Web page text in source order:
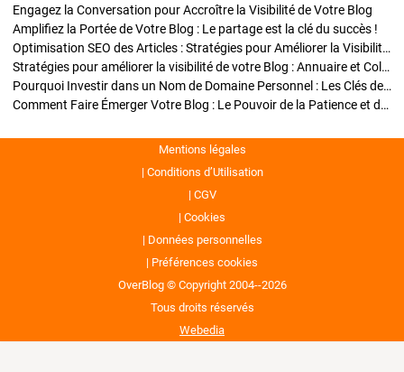
Engagez la Conversation pour Accroître la Visibilité de Votre Blog
Amplifiez la Portée de Votre Blog : Le partage est la clé du succès !
Optimisation SEO des Articles : Stratégies pour Améliorer la Visibilité de Votre Blog
Stratégies pour améliorer la visibilité de votre Blog : Annuaire et Collaborations
Pourquoi Investir dans un Nom de Domaine Personnel : Les Clés de la Réussite de Votre Blog
Comment Faire Émerger Votre Blog : Le Pouvoir de la Patience et de la Persévérance
Mentions légales
Conditions d’Utilisation
CGV
Cookies
Données personnelles
Préférences cookies
OverBlog © Copyright 2004--2026
Tous droits réservés
Webedia